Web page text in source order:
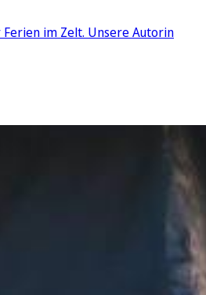
im Zelt. Unsere Autorin